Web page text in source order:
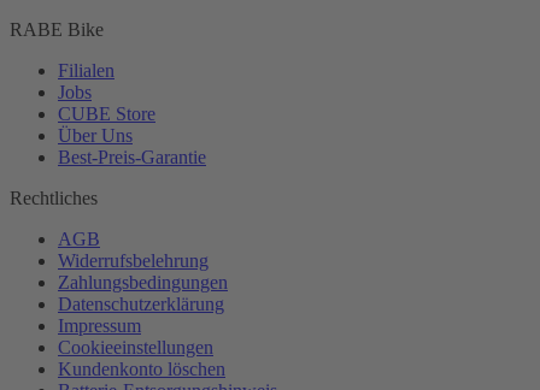
RABE Bike
Filialen
Jobs
CUBE Store
Über Uns
Best-Preis-Garantie
Rechtliches
AGB
Widerrufsbelehrung
Zahlungsbedingungen
Datenschutzerklärung
Impressum
Cookieeinstellungen
Kundenkonto löschen